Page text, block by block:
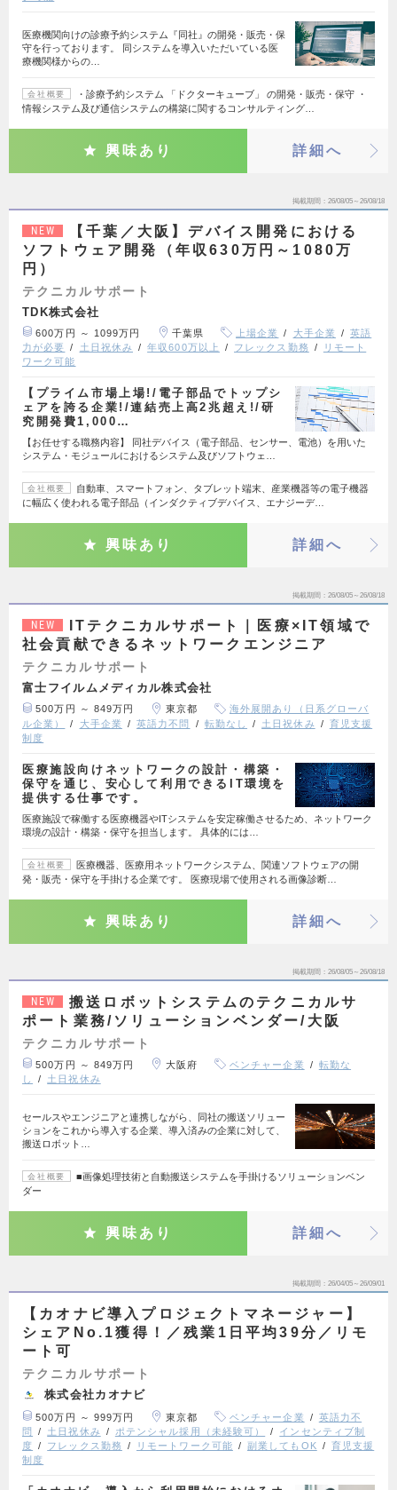
医療機関向けの診療予約システム『同社』の開発・販売・保
守を行っております。 同システムを導入いただいている医
療機関様からの…
会社概要
・診療予約システム 「ドクターキューブ」 の開発・販売・保守 ・
情報システム及び通信システムの構築に関するコンサルティング…
興味あり 詳細へ
掲載期間 26/08/05～26/08/18
NEW
【千葉／大阪】デバイス開発における
ソフトウェア開発（年収630万円～1080万
円）
テクニカルサポート
TDK株式会社
600万円 ～ 1099万円 千葉県 上場企業 大手企業
英語
力が必要
土日祝休み 年収600万以上 フレックス勤務
リモート
ワーク可能
【プライム市場上場!/電子部品でトップシ
ェアを誇る企業!/連結売上高2兆超え!/研
究開発費1,000…
【お任せする職務内容】 同社デバイス（電子部品、センサー、電池）を用いた
システム・モジュールにおけるシステム及びソフトウェ…
会社概要
自動車、スマートフォン、タブレット端末、産業機器等の電子機器
に幅広く使われる電子部品（インダクティブデバイス、エナジーデ…
興味あり 詳細へ
掲載期間 26/08/05～26/08/18
NEW
ITテクニカルサポート｜医療×IT領域で
社会貢献できるネットワークエンジニア
テクニカルサポート
富士フイルムメディカル株式会社
500万円 ～ 849万円 東京都
海外展開あり（日系グローバ
ル企業）
大手企業 英語力不問 転勤なし 土日祝休み
育児支援
制度
医療施設向けネットワークの設計・構築・
保守を通じ、安心して利用できるIT環境を
提供する仕事です。
医療施設で稼働する医療機器やITシステムを安定稼働させるため、ネットワーク
環境の設計・構築・保守を担当します。 具体的には…
会社概要
医療機器、医療用ネットワークシステム、関連ソフトウェアの開
発・販売・保守を手掛ける企業です。 医療現場で使用される画像診断…
興味あり 詳細へ
掲載期間 26/08/05～26/08/18
NEW
搬送ロボットシステムのテクニカルサ
ポート業務/ソリューションベンダー/大阪
テクニカルサポート
500万円 ～ 849万円 大阪府 ベンチャー企業
転勤な
し
土日祝休み
セールスやエンジニアと連携しながら、同社の搬送ソリュー
ションをこれから導入する企業、導入済みの企業に対して、
搬送ロボット…
会社概要
■画像処理技術と自動搬送システムを手掛けるソリューションベン
ダー
興味あり 詳細へ
掲載期間 26/04/05～26/09/01
【カオナビ導入プロジェクトマネージャー】
シェアNo.1獲得！／残業1日平均39分／リモ
ート可
テクニカルサポート
株式会社カオナビ
500万円 ～ 999万円 東京都 ベンチャー企業
英語力不
問
土日祝休み ポテンシャル採用（未経験可）
インセンティブ制
度
フレックス勤務 リモートワーク可能 副業してもOK
育児支援
制度